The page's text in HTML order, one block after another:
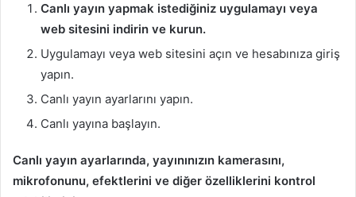
Canlı yayın yapmak istediğiniz uygulamayı veya
web sitesini indirin ve kurun.
Uygulamayı veya web sitesini açın ve hesabınıza giriş
yapın.
Canlı yayın ayarlarını yapın.
Canlı yayına başlayın.
Canlı yayın ayarlarında, yayınınızın kamerasını,
mikrofonunu, efektlerini ve diğer özelliklerini kontrol